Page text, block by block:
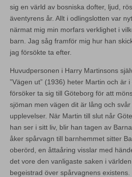
sig en värld av bosniska dofter, ljud,
äventyrens år. Allt i odlingslotten var
närmat mig min morfars verklighet i
barn. Jag såg framför mig hur han
jag försökte ta efter.
Huvudpersonen i Harry Martinsons
”Vägen ut” (1936) heter Martin och är
försöker ta sig till Göteborg för att
sjöman men vägen dit är lång och
upplevelser. När Martin till slut når
han ser i sitt liv, blir han tagen av
åker spårvagn till barnhemmet sitter
oberörd, en åttaåring visslar med
det vore den vanligaste saken i
begeistrad över spårvagnens existens.